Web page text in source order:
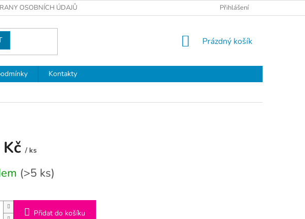
OSOBNÍCH ÚDAJŮ Přihlášení
NÁKUPNÍ
Prázdný košík
Kontakty
/ ks
(>5 ks)
Přidat do košíku